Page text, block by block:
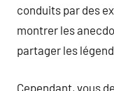
conduits par des
montrer les
partager les
Cependant, vous